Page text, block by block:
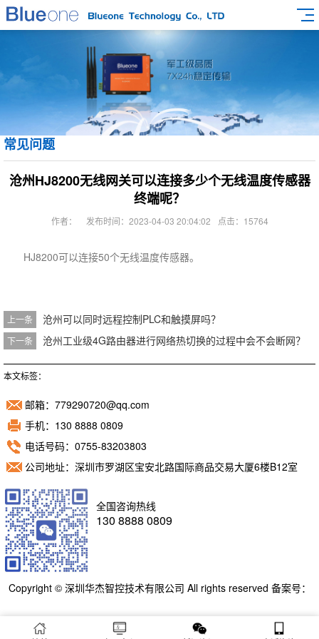
常见问题
沧州HJ8200无线网关可以连接多少个无线温度传感器
终端呢？
作者： 发布时间：2023-04-03 20:04:02 点击：15764
HJ8200可以连接50个无线温度传感器。
上一条 沧州可以同时远程控制PLC和触摸屏吗？
下一条 沧州工业级4G路由器进行网络热切换的过程中会不会断网？
本文标签：
邮箱：779290720@qq.com
手机：130 8888 0809
电话号码：0755-83203803
公司地址：深圳市罗湖区宝安北路国际商品交易大厦6楼B12室
全国咨询热线
130 8888 0809
Copyright © 深圳华杰智控技术有限公司 All rights reserved 备案号：